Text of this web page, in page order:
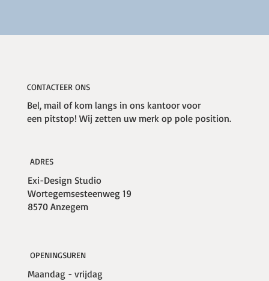
CONTACTEER ONS
Bel, mail of kom langs in ons kantoor voor
een pitstop! Wij zetten uw merk op pole position.
ADRES
Exi-Design Studio
Wortegemsesteenweg 19
8570 Anzegem
OPENINGSUREN
Maandag - vrijdag